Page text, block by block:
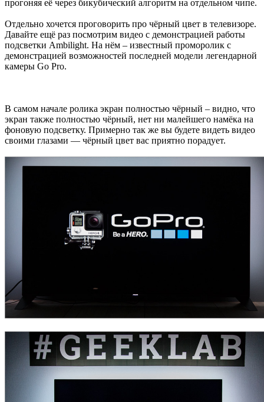
прогоняя её через бикубический алгоритм на отдельном чипе.
Отдельно хочется проговорить про чёрный цвет в телевизоре.
Давайте ещё раз посмотрим видео с демонстрацией работы
подсветки Ambilight. На нём – известный проморолик с
демонстрацией возможностей последней модели легендарной
камеры Go Pro.
В самом начале ролика экран полностью чёрный – видно, что
экран также полностью чёрный, нет ни малейшего намёка на
фоновую подсветку. Примерно так же вы будете видеть видео
своими глазами — чёрный цвет вас приятно порадует.